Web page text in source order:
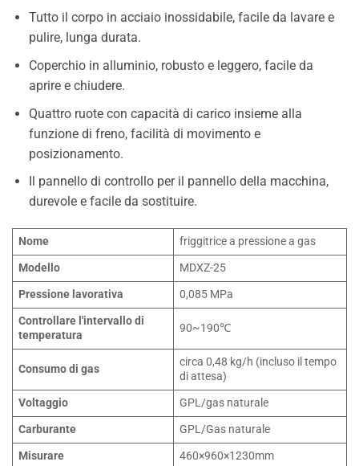
Tutto il corpo in acciaio inossidabile, facile da lavare e
pulire, lunga durata.
Coperchio in alluminio, robusto e leggero, facile da
aprire e chiudere.
Quattro ruote con capacità di carico insieme alla
funzione di freno, facilità di movimento e
posizionamento.
Il pannello di controllo per il pannello della macchina,
durevole e facile da sostituire.
Nome
friggitrice a pressione a gas
Modello
MDXZ-25
Pressione lavorativa
0,085 MPa
Controllare l'intervallo di
temperatura
90~190℃
Consumo di gas
circa 0,48 kg/h (incluso il tempo
di attesa)
Voltaggio
GPL/gas naturale
Carburante
GPL/Gas naturale
Misurare
460×960×1230mm